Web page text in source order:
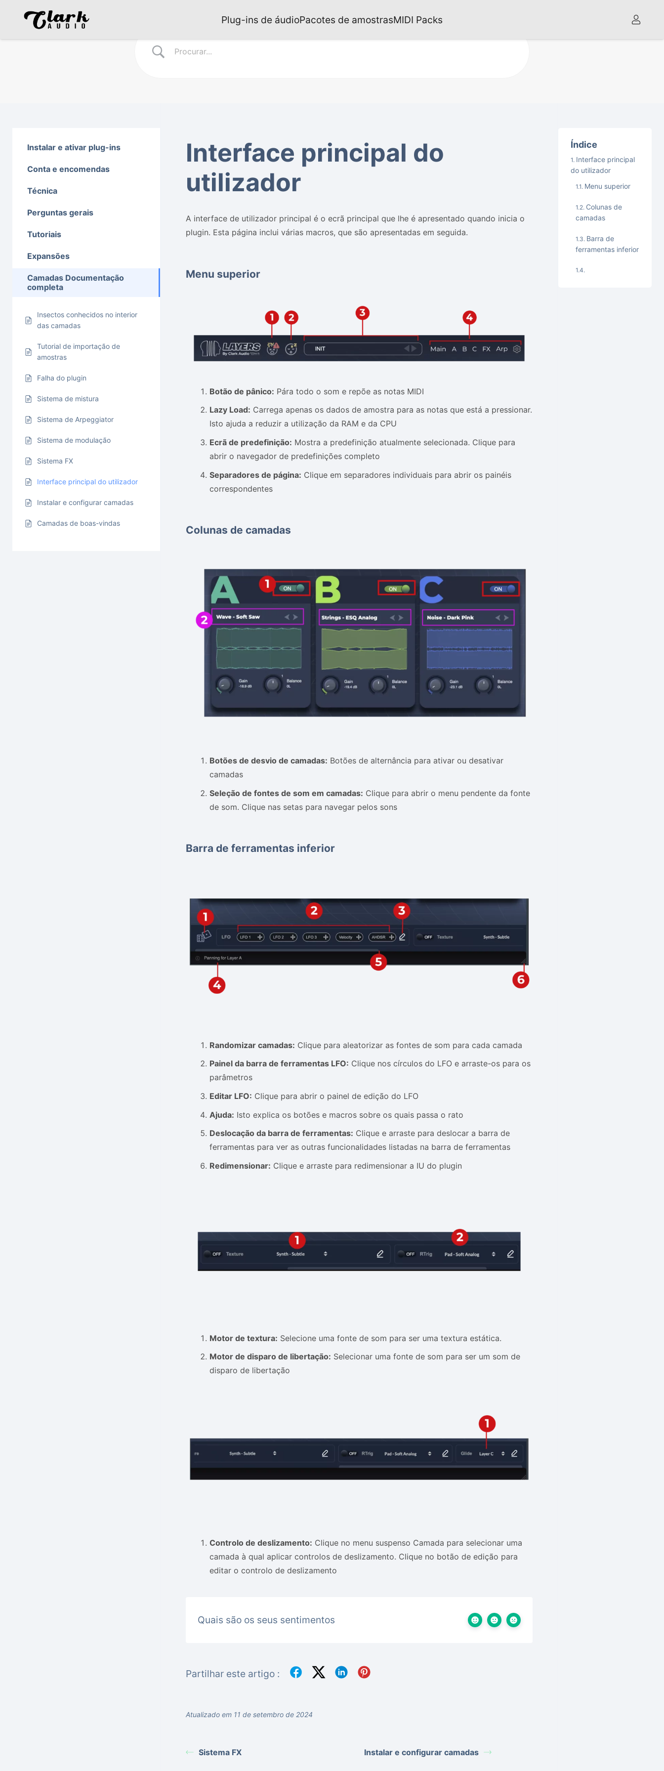
Plug-ins de áudioPacotes de amostrasMIDI Packs
Instalar e ativar plug-ins
Conta e encomendas
Técnica
Perguntas gerais
Tutoriais
Expansões
Camadas Documentação
completa
Insectos conhecidos no interior
das camadas
Tutorial de importação de
amostras
Falha do plugin
Sistema de mistura
Sistema de Arpeggiator
Sistema de modulação
Sistema FX
Interface principal do utilizador
Instalar e configurar camadas
Camadas de boas-vindas
Interface principal do
utilizador
A interface de utilizador principal é o ecrã principal que lhe é apresentado quando inicia o
plugin. Esta página inclui várias macros, que são apresentadas em seguida.
Menu superior
Botão de pânico: Pára todo o som e repõe as notas MIDI
Lazy Load: Carrega apenas os dados de amostra para as notas que está a pressionar.
Isto ajuda a reduzir a utilização da RAM e da CPU
Ecrã de predefinição: Mostra a predefinição atualmente selecionada. Clique para
abrir o navegador de predefinições completo
Separadores de página: Clique em separadores individuais para abrir os painéis
correspondentes
Colunas de camadas
Botões de desvio de camadas: Botões de alternância para ativar ou desativar
camadas
Seleção de fontes de som em camadas: Clique para abrir o menu pendente da fonte
de som. Clique nas setas para navegar pelos sons
Barra de ferramentas inferior
Randomizar camadas: Clique para aleatorizar as fontes de som para cada camada
Painel da barra de ferramentas LFO: Clique nos círculos do LFO e arraste-os para os
parâmetros
Editar LFO: Clique para abrir o painel de edição do LFO
Ajuda: Isto explica os botões e macros sobre os quais passa o rato
Deslocação da barra de ferramentas: Clique e arraste para deslocar a barra de
ferramentas para ver as outras funcionalidades listadas na barra de ferramentas
Redimensionar: Clique e arraste para redimensionar a IU do plugin
Motor de textura: Selecione uma fonte de som para ser uma textura estática.
Motor de disparo de libertação: Selecionar uma fonte de som para ser um som de
disparo de libertação
Controlo de deslizamento: Clique no menu suspenso Camada para selecionar uma
camada à qual aplicar controlos de deslizamento. Clique no botão de edição para
editar o controlo de deslizamento
Quais são os seus sentimentos
Partilhar este artigo :
Atualizado em 11 de setembro de 2024
Sistema FX Instalar e configurar camadas
Índice
Interface principal
do utilizador
Menu superior
Colunas de
camadas
Barra de
ferramentas inferior